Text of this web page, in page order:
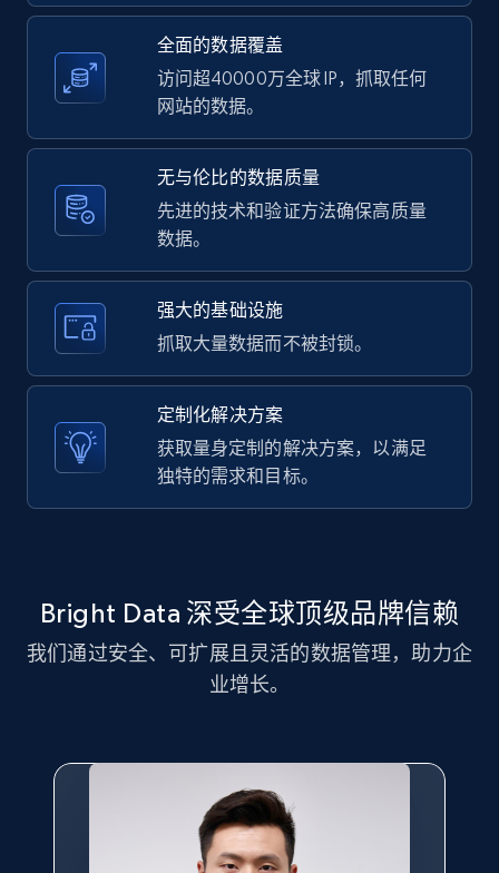
LinkedIn posts - Discover user's articles by
URL, ID, User id, Use url, Title, Headline, Post
text, Date posted, and more.
1.5K+
LinkedIn posts - Discover posts by Profile
URL
URL, ID, User id, Use url, Title, Headline, Post
text, Date posted, and more.
11.3K+ 1.5K+ 注册使用
LinkedIn posts - Discover new posts
company URL
URL, ID, User id, Use url, Title, Headline, Post
text, Date posted, and more.
11.3K+ 1.5K+ 注册使用
X (formerly Twitter) - Posts
全面的数据覆盖
访问超40000万全球 IP，抓取任何
网站的数据。
无与伦比的数据质量
先进的技术和验证方法确保高质量
数据。
强大的基础设施
抓取大量数据而不被封锁。
定制化解决方案
获取量身定制的解决方案，以满足
独特的需求和目标。
Bright Data 深受全球顶级品牌信赖
我们通过安全、可扩展且灵活的数据管理，助力企
业增长。